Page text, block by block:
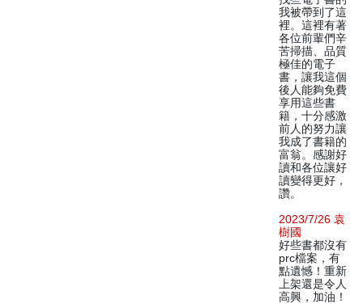
我被帶到了這
裡。這裡有著
各位前輩們辛
苦掃描、品質
極佳的電子
書，讓我這個
後人能夠免費
享用這些書
籍，十分感激
前人的努力讓
我成了書籍的
富翁。感謝好
讀和各位讓好
讀變得更好，
讚。
2023/7/26 袁
樹國
好些書都沒有
prc檔案，有
點遺憾！重新
上架還是令人
高興，加油！